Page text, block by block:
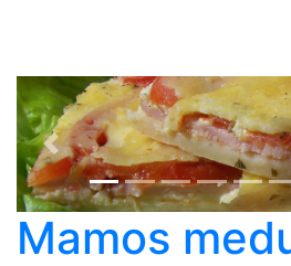
Previous
Mamos